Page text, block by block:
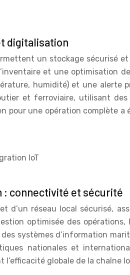
digitalisation
un stockage sécurisé
et une optimisation
humidité) et une alerte
et ferroviaire, utilisant
pour une opération complète
IoT
connectivité et sécurité
réseau local sécurisé,
optimisée des
systèmes d’information
nationales et
globale de la chaîne